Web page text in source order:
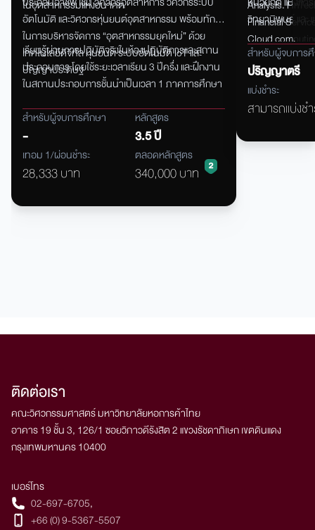
ในอุตสาหกรรมแห่งอนาคต
อัตโนมัติ และวิศวกรหุ่นยนต์อุตสาหกรรม พร้อมทักษะ
ในการบริหารจัดการ “อุตสาหกรรมยุคใหม่” ด้วย
เทคโนโลยีดิจิทัล หุ่นยนต์ ระบบอัตโนมัติ IoT และ
ปัญญาประดิษฐ์
เรียนรู้ผ่านการปฏิบัติจริงในห้องปฏิบัติการและสถาน
ประกอบการ โดยใช้ระยะเวลาเรียน 3 ปีครึ่ง และฝึกงาน
ในสถานประกอบการชั้นนำเป็นเวลา 1 ภาคการศึกษา
สำหรับผู้จบการศึกษา
-
หลักสูตร
3.5 ปี
เทอม 1/ผ่อนชำระ
28,333 บาท
ตลอดหลักสูตร
340,000 บาท
Analysis.
Financial
Cloud
Financial
คอมพิวเตอร์แบ
จุดเริ่มต้นสำหรั
ประกอบธุรกิจที่เ
เรียนอย่าง แท้จ
วิทยานิพนธ์ และ
สำหรับผู้จบการ
ปริญญาตรี
แบ่งชำระ
สามารถแบ่งชำ
ติดต่อเรา
คณะวิศวกรรมศาสตร์ มหาวิทยาลัยหอการค้าไทย
อาคาร 19 ชั้น 3, 126/1 ซอยวิภาวดีรังสิต 2 แขวงรัชดาภิเษก เขตดินแดง
กรุงเทพมหานคร 10400
เบอร์โทร
02-697-6705,
+66 (0) 9-5367-5507